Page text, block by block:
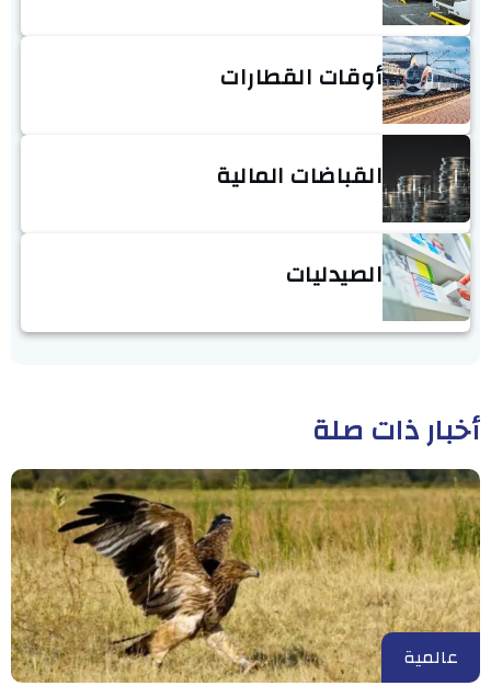
أوقات القطارات
القباضات المالية
الصيدليات
أخبار ذات صلة
عالمية